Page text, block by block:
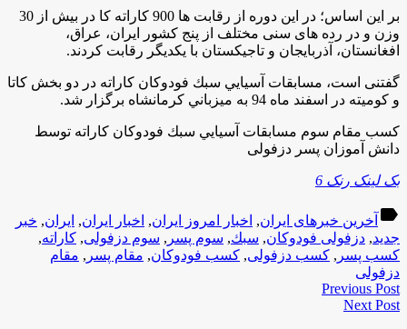
بر اين اساس؛ در این دوره از رقابت ها 900 کاراته کا در بیش از 30
وزن و در رده های سنی مختلف از پنج کشور ایران، عراق،
افغانستان، آذربایجان و تاجیکستان با یکدیگر رقابت کردند.
گفتنی است، مسابقات آسيايي سبك فودوكان كاراته در دو بخش کاتا
و کومیته در اسفند ماه 94 به ميزباني كرمانشاه برگزار شد.
کسب مقام سوم مسابقات آسيايي سبك فودوكان كاراته توسط
دانش آموزان پسر دزفولی
بک لینک رنک 6
label آخرین خبرهای ایران, اخبار امروز ایران, اخبار ایران, ایران, خبر
جدید, دزفولی فودوكان, سبك, سوم پسر , سوم دزفولی, كاراته,
کسب پسر , کسب دزفولی, کسب فودوكان, مقام پسر , مقام
دزفولی
Previous Post
Next Post